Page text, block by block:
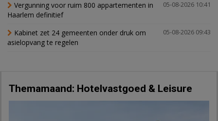
05-08-2026 10:41
Vergunning voor ruim 800 appartementen in
Haarlem definitief
05-08-2026 09:43
Kabinet zet 24 gemeenten onder druk om
asielopvang te regelen
Themamaand: Hotelvastgoed & Leisure